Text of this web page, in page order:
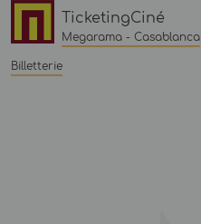
TicketingCiné
Megarama - Casablanca
Billetterie